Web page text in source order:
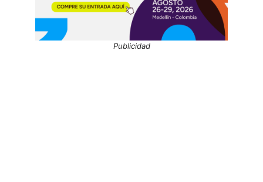
Publicidad